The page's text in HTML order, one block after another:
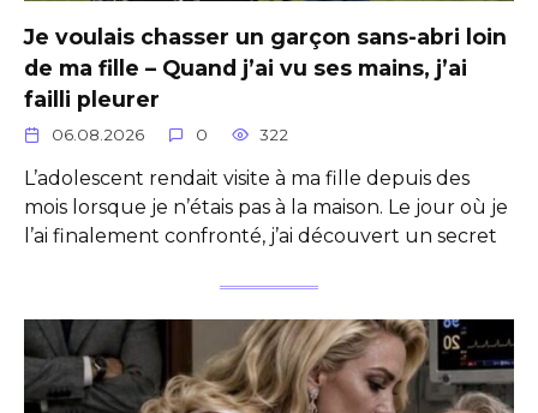
Je voulais chasser un garçon sans-abri loin
de ma fille – Quand j’ai vu ses mains, j’ai
failli pleurer
06.08.2026 0 322
L’adolescent rendait visite à ma fille depuis des
mois lorsque je n’étais pas à la maison. Le jour où je
l’ai finalement confronté, j’ai découvert un secret